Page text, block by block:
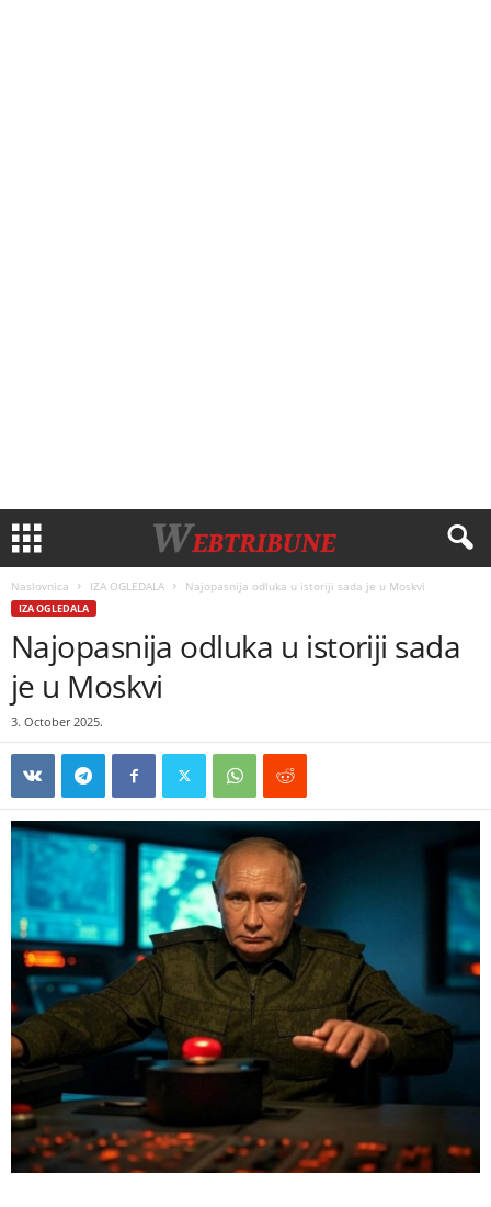
Naslovnica IZA OGLEDALA Najopasnija odluka u istoriji sada je u Moskvi
IZA OGLEDALA
Najopasnija odluka u istoriji sada
je u Moskvi
3. October 2025.